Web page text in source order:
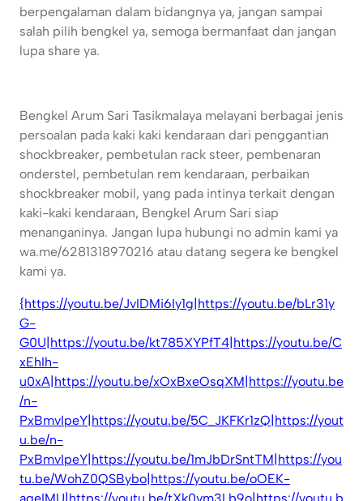
berpengalaman dalam bidangnya ya, jangan sampai
salah pilih bengkel ya, semoga bermanfaat dan jangan
lupa share ya.
Bengkel Arum Sari Tasikmalaya melayani berbagai jenis
persoalan pada kaki kaki kendaraan dari penggantian
shockbreaker, pembetulan rack steer, pembenaran
onderstel, pembetulan rem kendaraan, perbaikan
shockbreaker mobil, yang pada intinya terkait dengan
kaki-kaki kendaraan, Bengkel Arum Sari siap
menanganinya. Jangan lupa hubungi no admin kami ya
wa.me/6281318970216 atau datang segera ke bengkel
kami ya.
{https://youtu.be/JvIDMi6Iy1g|https://youtu.be/bLr31y
G-
G0U|https://youtu.be/kt785XYPfT4|https://youtu.be/C
xEhIh-
u0xA|https://youtu.be/xOxBxeOsqXM|https://youtu.be
/n-
PxBmvIpeY|https://youtu.be/5C_JKFKr1zQ|https://yout
u.be/n-
PxBmvIpeY|https://youtu.be/1mJbDrSntTM|https://you
tu.be/WohZ0QSBybo|https://youtu.be/oOEK-